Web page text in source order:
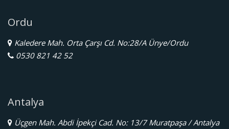
Ordu
Kaledere Mah. Orta Çarşı Cd. No:28/A Ünye/Ordu
0530 821 42 52
Antalya
Üçgen Mah. Abdi İpekçi Cad. No: 13/7 Muratpaşa / Antalya